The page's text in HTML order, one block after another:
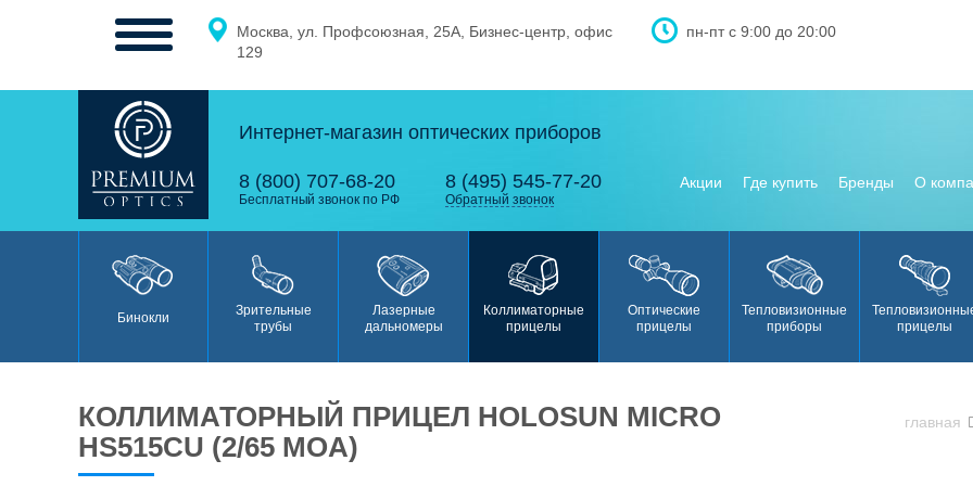
Зрительные
Москва, ул. Профсоюзная, 25А, Бизнес-центр, офис
129
пн-пт с 9:00 до 20:00
Интернет-магазин оптических приборов
8 (800) 707-68-20
Бесплатный звонок по РФ
8 (495) 545-77-20
Обратный звонок
Акции Где купить Бренды О
Бинокли
Зрительные
трубы
Лазерные
дальномеры
Коллиматорные
прицелы
Оптические
прицелы
Тепловизионные
приборы
прицелы
КОЛЛИМАТОРНЫЙ ПРИЦЕЛ HOLOSUN MICRO
HS515CU (2/65 MOA)
главная